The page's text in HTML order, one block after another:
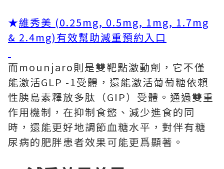
★維秀美 (0.25mg, 0.5mg, 1mg, 1.7mg
& 2.4mg)有效幫助減重預約入口
而mounjaro則是雙靶點激動劑，它不僅
能激活GLP -1受體，還能激活葡萄糖依賴
性胰島素釋放多肽（GIP）受體。通過雙重
作用機制，在抑制食慾、減少進食的同
時，還能更好地調節血糖水平，對伴有糖
尿病的肥胖患者效果可能更爲顯著。